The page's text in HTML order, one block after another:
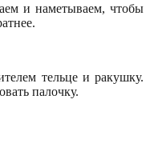
и наметываем, чтобы
тельце и ракушку.
палочку.